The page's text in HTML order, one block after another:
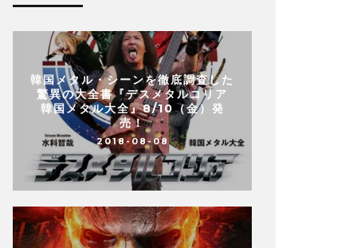
韓国メタル・シーンを徹底調査した
驚異の大全書『デスメタルコリア
韓国メタル大全』8/10（金）発
売！
2018-08-08